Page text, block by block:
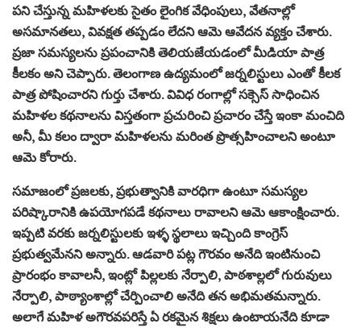
పని చేస్తున్న మహిళలకు సైతం లైంగిక వేధింపులు, వేతనాల్లో
అసమానతలు, వివక్షత తప్పడం లేదని ఆమె ఆవేదన వ్యక్తం చేశారు.
ప్రజా సమస్యలను ప్రపంచానికి తెలియజేయడంలో మీడియా పాత్ర
కీలకం అని చెప్పారు. తెలంగాణ ఉద్యమంలో జర్నలిస్టులు ఎంతో కీలక
పాత్ర పోషించారని గుర్తు చేశారు. వివిధ రంగాల్లో సక్సెస్ సాధించిన
మహిళల కథనాలను విస్తతంగా ప్రచురించి ప్రచారం చేస్తే ఇంకా మంచిది
అనీ, మీ కలం ద్వారా మహిళలను మరింత ప్రొత్సహించాలని అంటూ
ఆమె కోరారు.
సమాజంలో ప్రజలకు, ప్రభుత్వానికి వారధిగా ఉంటూ సమస్యల
పరిష్కారానికి ఉపయోగపడే కథనాలు రావాలని ఆమె ఆకాంక్షించారు.
ఇప్పటి వరకు జర్నలిస్టులకు ఇళ్ళ స్థలాలు ఇచ్చింది కాంగ్రెస్
ప్రభుత్వమేనని అన్నారు. ఆడవారి పట్ల గౌరవం అనేది ఇంటినుంచి
ప్రారంభం కావాలనీ, ఇంట్లో పిల్లలకు నేర్పాలి, పాఠశాల్లలో గురువులు
నేర్పాలి, పాఠ్యాంశాల్లో చేర్పించాలి అనేది తన అభిమతమన్నారు.
అలాగే మహిళ అగౌరవపరిస్తే ఏ రకమైన శిక్షలు ఉంటాయనేది కూడా